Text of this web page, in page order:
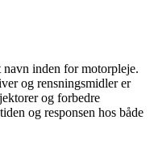
inden for motorpleje.
og rensningsmidler er
og forbedre
og responsen hos både